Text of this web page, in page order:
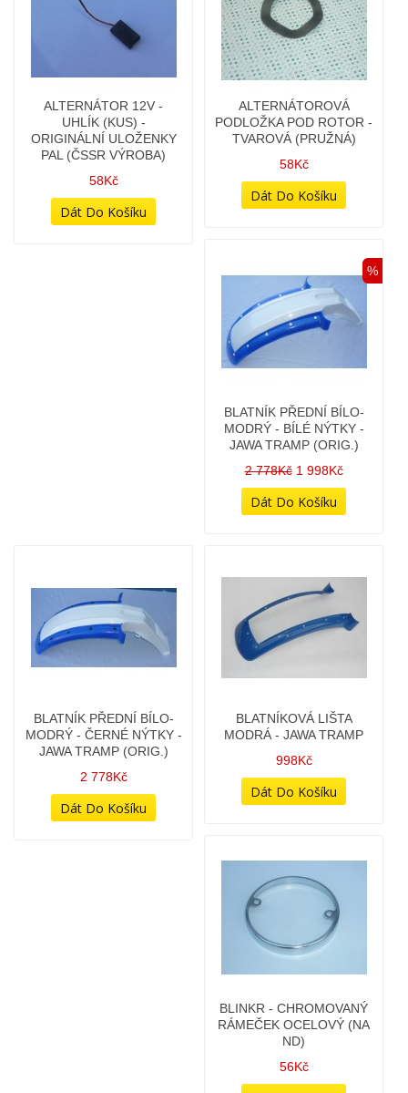
ALTERNÁTOR 12V -
UHLÍK (KUS) -
ORIGINÁLNÍ ULOŽENKY
PAL (ČSSR VÝROBA)
58Kč
ALTERNÁTOROVÁ
PODLOŽKA POD ROTOR -
TVAROVÁ (PRUŽNÁ)
58Kč
%
BLATNÍK PŘEDNÍ BÍLO-
MODRÝ - BÍLÉ NÝTKY -
JAWA TRAMP (ORIG.)
2 778Kč 1 998Kč
BLATNÍK PŘEDNÍ BÍLO-
MODRÝ - ČERNÉ NÝTKY -
JAWA TRAMP (ORIG.)
2 778Kč
BLATNÍKOVÁ LIŠTA
MODRÁ - JAWA TRAMP
998Kč
BLINKR - CHROMOVANÝ
RÁMEČEK OCELOVÝ (NA
ND)
56Kč